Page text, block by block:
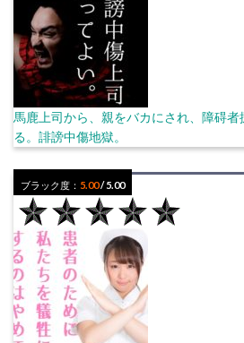
馬鹿上司から、親をバカにされ、障碍
る。誹謗中傷地獄。
ブラック度： 5.00/ 5.00